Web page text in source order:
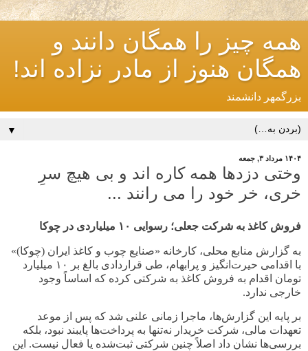
همه چیز را همگان دانند و
همگان هنوز از مادر نزاده اند!
بزرگمهر دانشمند
▼
۱۴۰۴ مرداد ۳, جمعه
وختی دزدها همه کاره اند و بی هیچ سرِ
خری، خر خود را می رانند ...
فروش کاغذ به شرکت جعلی؛ رسوایی ۱۰ میلیاردی در چوکا
به گزارش منابع محلی، کارخانه «صنایع چوب و کاغذ ایران (چوکا)»
با اقدامی حیرت‌انگیز و پرابهام، طی قراردادی بالغ بر
۱۰ میلیارد
تومان اقدام به فروش کاغذ به شرکتی کرده که اساساً وجود
خارجی ندارد.
بر پایه این گزارش‌ها، ماجرا زمانی علنی شد که پس از موعد
تعهدات مالی، شرکت خریدار نه‌تنها به پرداخت‌ها پایبند نبود، بلکه
بررسی‌ها نشان داد اصلاً چنین شرکتی ثبت‌شده یا فعال نیست. این